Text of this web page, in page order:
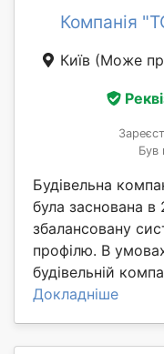
Компанія
Київ (Може
Був
Будівельна
була заснована
збалансовану
профілю. В
будівельній
Докладніше